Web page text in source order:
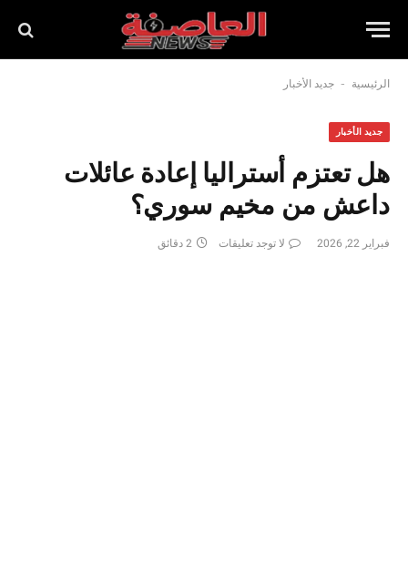
الرئيسية - جديد الأخبار
جديد الأخبار
هل تعتزم أستراليا إعادة عائلات
داعش من مخيم سوري؟
فبراير 22, 2026 لا توجد تعليقات 2 دقائق